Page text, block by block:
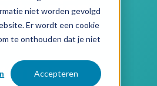
niet worden gevolgd
Er wordt een cookie
te onthouden dat je niet
Accepteren
in de